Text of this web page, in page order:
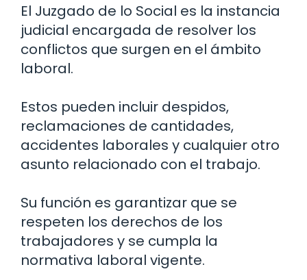
El Juzgado de lo Social es la instancia
judicial encargada de resolver los
conflictos que surgen en el ámbito
laboral.
Estos pueden incluir despidos,
reclamaciones de cantidades,
accidentes laborales y cualquier otro
asunto relacionado con el trabajo.
Su función es garantizar que se
respeten los derechos de los
trabajadores y se cumpla la
normativa laboral vigente.